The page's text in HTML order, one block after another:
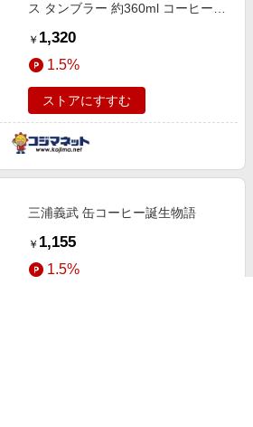
ス タンブラー 約360ml コーヒー
￥ 1,320
1.5%
ストアにすすむ
三浦義武 缶コーヒー誕生物語
￥ 1,155
1.5%